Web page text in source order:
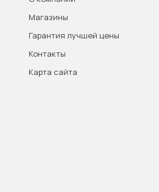
Магазины
Гарантия лучшей цены
Контакты
Карта сайта